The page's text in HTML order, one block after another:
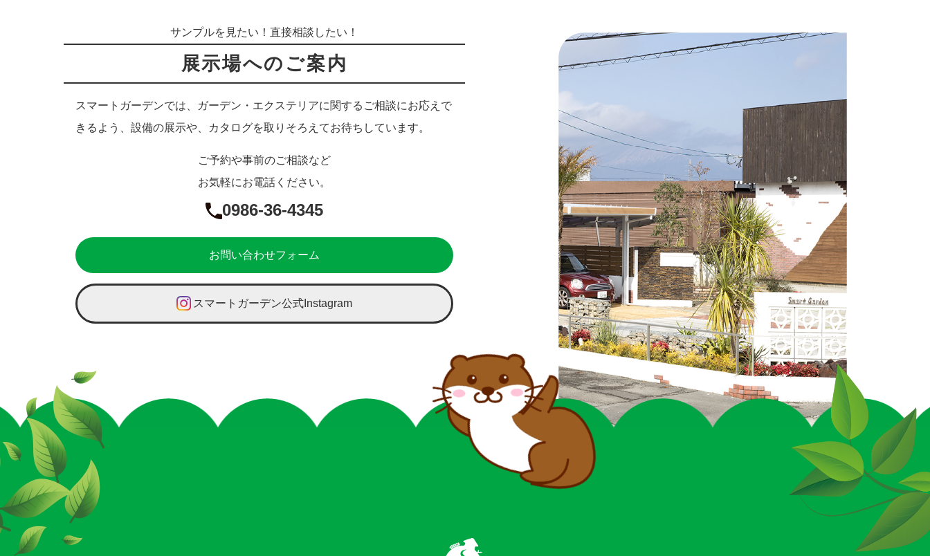
サンプルを見たい！直接相談したい！
展示場へのご案内
スマートガーデンでは、ガーデン・エクステリアに関するご相談にお応えで
きるよう、設備の展示や、カタログを取りそろえてお待ちしています。
ご予約や事前のご相談など
お気軽にお電話ください。
0986-36-4345
お問い合わせフォーム
スマートガーデン公式Instagram